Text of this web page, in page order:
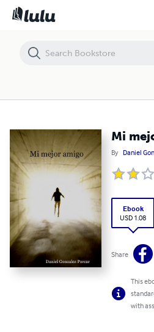
Mi
By Daniel
Ebook
USD 1.08
Share
This
with
Mi mejor amigo